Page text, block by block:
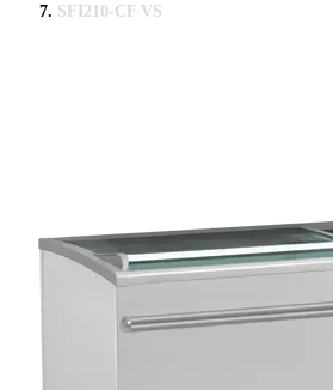
SFI210-CF VS